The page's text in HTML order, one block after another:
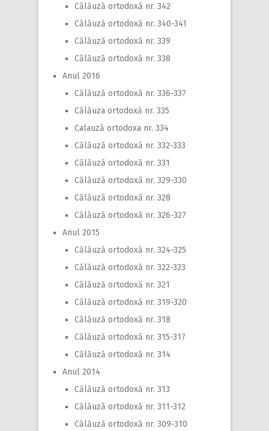
Călăuză ortodoxă nr. 342
Călăuză ortodoxă nr. 340-341
Călăuză ortodoxă nr. 339
Călăuză ortodoxă nr. 338
Anul 2016
Călăuză ortodoxă nr. 336-337
Călăuza ortodoxă nr. 335
Calauză ortodoxa nr. 334
Călăuză ortodoxă nr. 332-333
Călăuză ortodoxă nr. 331
Călăuză ortodoxă nr. 329-330
Călăuză ortodoxă nr. 328
Călăuză ortodoxă nr. 326-327
Anul 2015
Călăuză ortodoxă nr. 324-325
Călăuză ortodoxă nr. 322-323
Călăuză ortodoxă nr. 321
Călăuză ortodoxă nr. 319-320
Călăuză ortodoxă nr. 318
Călăuză ortodoxă nr. 315-317
Călăuză ortodoxă nr. 314
Anul 2014
Călăuză ortodoxă nr. 313
Călăuză ortodoxă nr. 311-312
Călăuză ortodoxă nr. 309-310